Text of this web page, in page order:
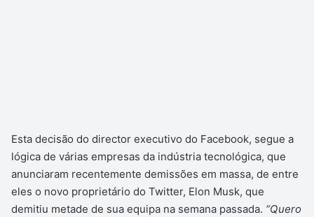
Esta decisão do director executivo do Facebook, segue a
lógica de várias empresas da indústria tecnológica, que
anunciaram recentemente demissões em massa, de entre
eles o novo proprietário do Twitter, Elon Musk, que
demitiu metade de sua equipa na semana passada. “Quero